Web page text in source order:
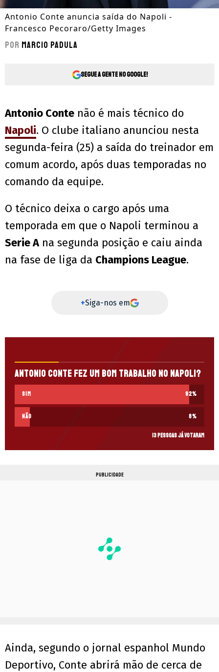
Antonio Conte anuncia saída do Napoli -
Francesco Pecoraro/Getty Images
Por Marcio Padula
Segue a gente no Google!
Antonio Conte não é mais técnico do
Napoli. O clube italiano anunciou nesta
segunda-feira (25) a saída do treinador em
comum acordo, após duas temporadas no
comando da equipe.
O técnico deixa o cargo após uma
temporada em que o Napoli terminou a
Serie Ana segunda posição e caiu ainda
na fase de liga da Champions League.
+Siga-nos em
Antonio Conte fez um bom trabalho no Napoli?
SIM 92%
NÃO 8%
13 pessoas já votaram
PUBLICIDADE
Ainda, segundo o jornal espanhol Mundo
Deportivo, Conte abrirá mão de cerca de